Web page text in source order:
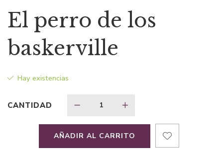
El perro de los
baskerville
Hay existencias
CANTIDAD
AÑADIR AL CARRITO